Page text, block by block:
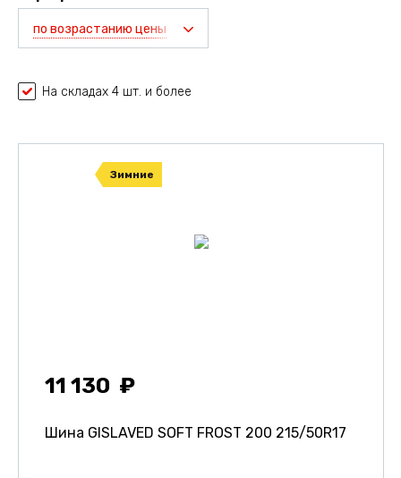
по возрастанию цены
На складах 4 шт. и более
Зимние
11 130
Шина GISLAVED SOFT FROST 200 215/50R17